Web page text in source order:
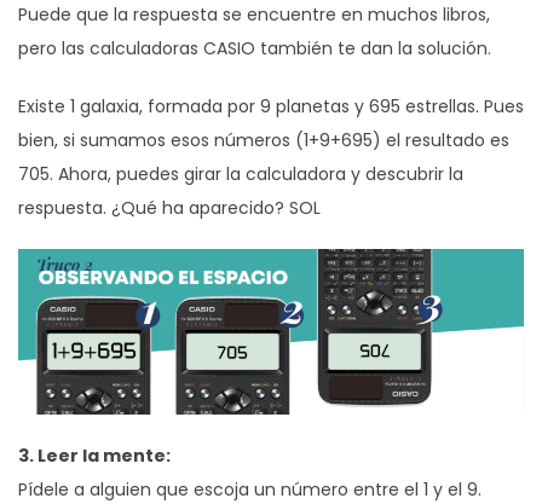
Puede que la respuesta se encuentre en muchos libros,
pero las calculadoras CASIO también te dan la solución.
Existe 1 galaxia, formada por 9 planetas y 695 estrellas. Pues
bien, si sumamos esos números (1+9+695) el resultado es
705. Ahora, puedes girar la calculadora y descubrir la
respuesta. ¿Qué ha aparecido? SOL
3. Leer la mente:
Pídele a alguien que escoja un número entre el 1 y el 9.